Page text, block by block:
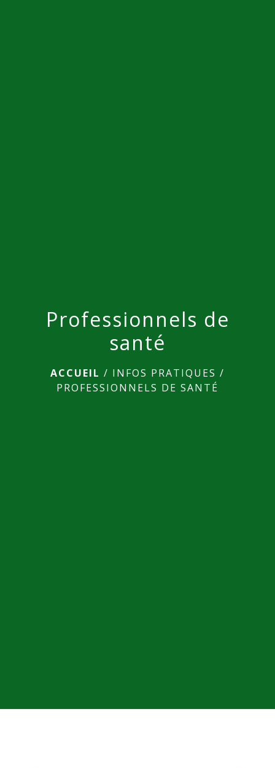
Professionnels de
santé
ACCUEIL / INFOS PRATIQUES /
PROFESSIONNELS DE SANTÉ